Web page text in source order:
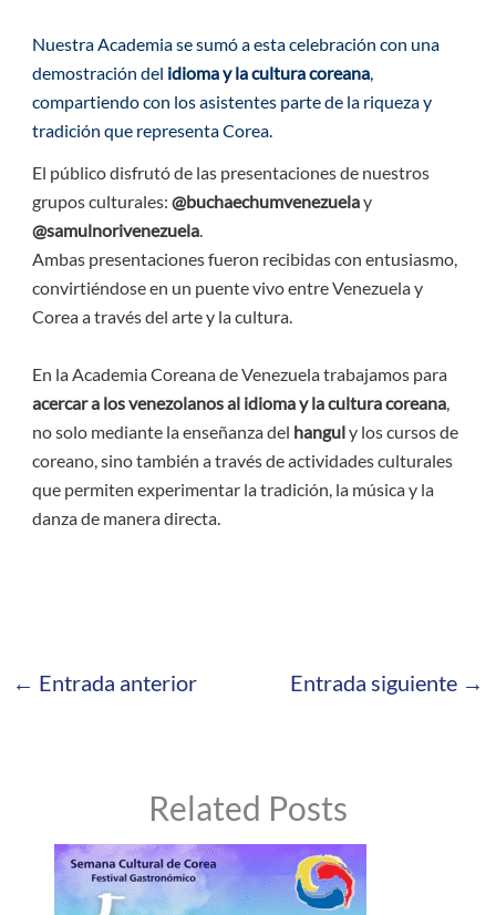
Nuestra Academia se sumó a esta celebración con una
demostración del idioma y la cultura coreana,
compartiendo con los asistentes parte de la riqueza y
tradición que representa Corea.
El público disfrutó de las presentaciones de nuestros
grupos culturales: @buchaechumvenezuelay
@samulnorivenezuela.
Ambas presentaciones fueron recibidas con entusiasmo,
convirtiéndose en un puente vivo entre Venezuela y
Corea a través del arte y la cultura.
En la Academia Coreana de Venezuela trabajamos para
acercar a los venezolanos al idioma y la cultura coreana,
no solo mediante la enseñanza del hanguly los cursos de
coreano, sino también a través de actividades culturales
que permiten experimentar la tradición, la música y la
danza de manera directa.
← Entrada anterior Entrada siguiente →
Related Posts